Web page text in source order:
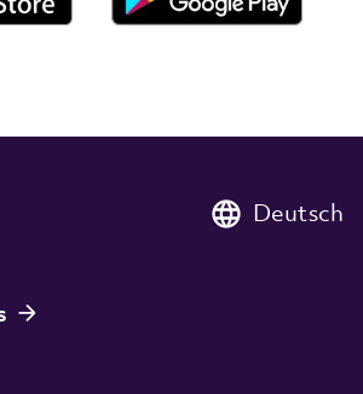
Deutsch